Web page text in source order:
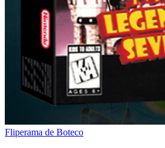
Fliperama de Boteco